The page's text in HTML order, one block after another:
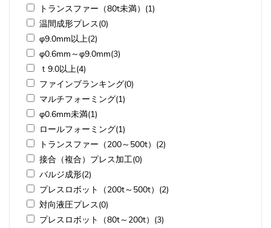
トランスファー（80t未満）(1)
温間成形プレス(0)
φ9.0mm以上(2)
φ0.6mm～φ9.0mm(3)
ｔ9.0以上(4)
ファインブランキング(0)
マルチフォーミング(1)
φ0.6mm未満(1)
ロールフォーミング(1)
トランスファー（200～500t）(2)
接合（複合）プレス加工(0)
バルジ成形(2)
プレスロボット（200t～500t）(2)
対向液圧プレス(0)
プレスロボット（80t～200t）(3)